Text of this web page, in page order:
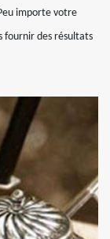
importe votre
fournir des résultats